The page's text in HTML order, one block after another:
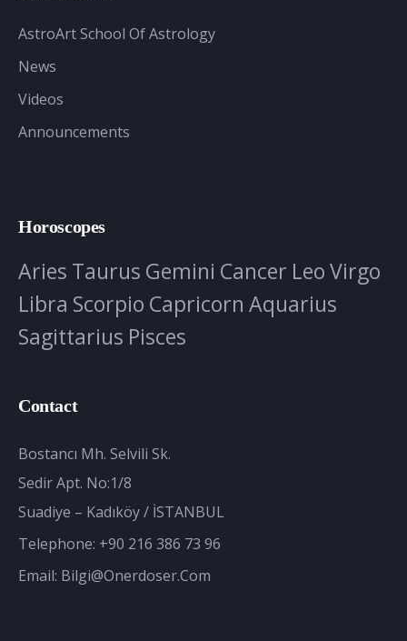
AstroArt School Of Astrology
News
Videos
Announcements
Horoscopes
Aries Taurus Gemini Cancer LeoVirgo
Libra Scorpio Capricorn Aquarius
Sagittarius Pisces
Contact
Bostancı Mh. Selvili Sk.
Sedir Apt. No:1/8
Suadiye – Kadıköy / İSTANBUL
Telephone: +90 216 386 73 96
Email: Bilgi@onerdoser.com